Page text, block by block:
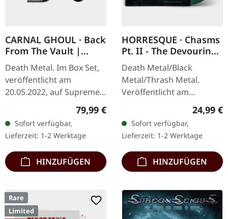
CARNAL GHOUL · Back
From The Vault |
WOODEN BOX SET
Death Metal. Im Box Set,
veröffentlicht am
20.05.2022, auf Supreme
Chaos Records. Extrem
Holzbox mit Logo und
Nummerierung,…
Regulärer Preis:
79,99 €
Sofort verfügbar,
Lieferzeit: 1-2 Werktage
HINZUFÜGEN
HORRESQUE · Chasms
Pt. II - The Devouring
Exorbitance |
MARBLED LP
Death Metal/Black
Metal/Thrash Metal.
Veröffentlicht am
22.03.2024, auf Supreme
Chaos Records. Exklusives
'Malstrom
Clear/Grün/Schwarz
marmoriertes'…
24,99 €
Sofort verfügbar,
Lieferzeit: 1-2 Werktage
HINZUFÜGEN
Rare
Limited